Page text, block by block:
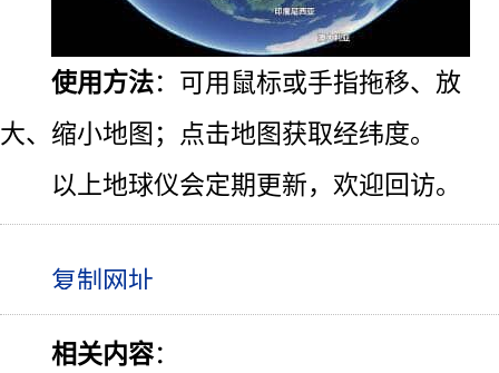
使用方法：可用鼠标或手指拖移、放
大、缩小地图；点击地图获取经纬度。
以上地球仪会定期更新，欢迎回访。
相关内容：